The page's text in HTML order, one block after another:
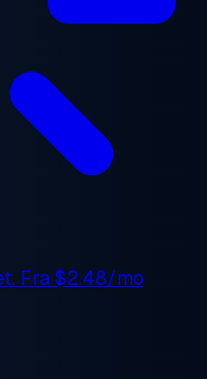
Fra$2.48/mo